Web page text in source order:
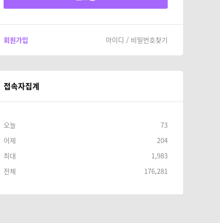
회원가입 아이디 / 비밀번호찾기
접속자집계
오늘
73
어제
204
최대
1,983
전체
176,281